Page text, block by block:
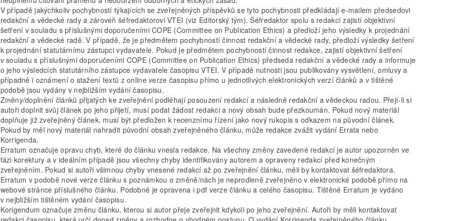
V případě jakýchkoliv pochybností týkajících se zveřejněných příspěvků se tyto pochybnosti předkládají e-mailem předsedovi
redakční a vědecké rady a zároveň šéfredaktorovi VTEI (viz Editorský tým). Šéfredaktor spolu s redakcí zajistí objektivní
šetření v souladu s příslušnými doporučeními COPE (Committee on Publication Ethics) a předloží jeho výsledky k projednání
redakční a vědecké radě. V případě, že je předmětem pochybností činnost redakční a vědecké rady, předloží výsledky šetření
k projednání statutárnímu zástupci vydavatele. Pokud je předmětem pochybností činnost redakce, zajistí objektivní šetření
v souladu s příslušnými doporučeními COPE (Committee on Publication Ethics) předseda redakční a vědecké rady a informuje
o jeho výsledcích statutárního zástupce vydavatele časopisu VTEI. V případě nutnosti jsou publikovány vysvětlení, omluvy a
případně i oznámení o stažení textů z online verze časopisu přímo u jednotlivých elektronických verzí článků a v tištěné
podobě jsou vydány v nejbližším vydání časopisu.
Změny/doplnění článků přijatých ke zveřejnění podléhají posouzení redakcí a následně redakční a vědeckou radou. Přejí-li si
autoři doplnit svůj článek po jeho přijetí, musí podat žádost redakci a nový obsah bude přezkoumán. Pokud nový materiál
doplňuje již zveřejněný článek, musí být předložen k recenznímu řízení jako nový rukopis s odkazem na původní článek.
Pokud by měl nový materiál nahradit původní obsah zveřejněného článku, může redakce zvážit vydání Errata nebo
Korrigenda.
Erratum označuje opravu chyb, které do článku vnesla redakce. Na všechny změny zavedené redakcí je autor upozorněn ve
fázi korektury a v ideálním případě jsou všechny chyby identifikovány autorem a opraveny redakcí před konečným
zveřejněním. Pokud si autoři všimnou chyby vnesené redakcí až po zveřejnění článku, měli by kontaktovat šéfredaktora.
Erratum v podobě nové verze článku s poznámkou o změně/nách je neprodleně zveřejněno v elektronické podobě přímo na
webové stránce příslušného článku. Podobně je opravena i pdf verze článku a celého časopisu. Tištěné Erratum je vydáno
v nejbližším tištěném vydání časopisu.
Korigendum označuje změnu článku, kterou si autor přeje zveřejnit kdykoli po jeho zveřejnění. Autoři by měli kontaktovat